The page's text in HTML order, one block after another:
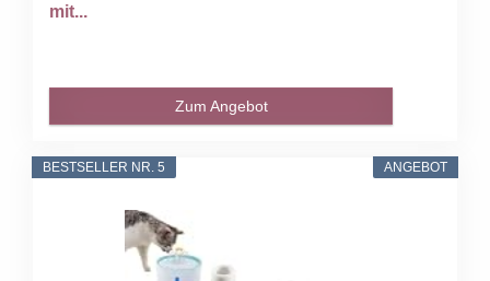
mit...
Zum Angebot
ANGEBOT
BESTSELLER NR. 5